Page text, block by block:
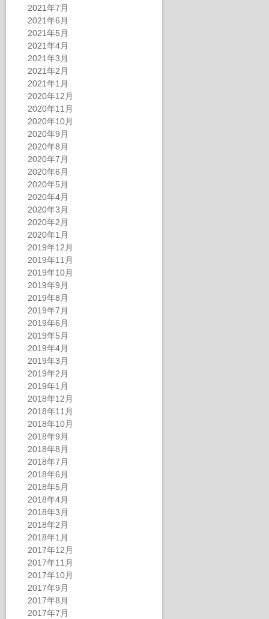
2021年7月
2021年6月
2021年5月
2021年4月
2021年3月
2021年2月
2021年1月
2020年12月
2020年11月
2020年10月
2020年9月
2020年8月
2020年7月
2020年6月
2020年5月
2020年4月
2020年3月
2020年2月
2020年1月
2019年12月
2019年11月
2019年10月
2019年9月
2019年8月
2019年7月
2019年6月
2019年5月
2019年4月
2019年3月
2019年2月
2019年1月
2018年12月
2018年11月
2018年10月
2018年9月
2018年8月
2018年7月
2018年6月
2018年5月
2018年4月
2018年3月
2018年2月
2018年1月
2017年12月
2017年11月
2017年10月
2017年9月
2017年8月
2017年7月